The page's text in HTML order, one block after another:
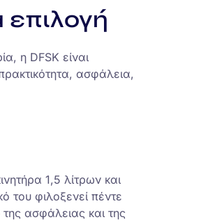
επιλογή
η DFSK είναι
ασφάλεια,
1,5 λίτρων και
του φιλοξενεί πέντε
ασφάλειας και της